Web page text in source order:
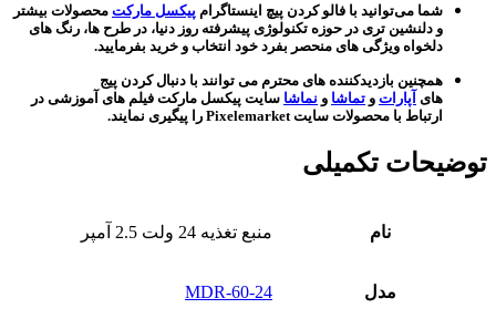
شما می‌توانید با فالو کردن پیچ اینستاگرام پیکسل مارکت محصولات بیشتر
و دلنشین تری در حوزه تکنولوژی پیشرفته روز دنیا، در طرح ها، رنگ های
دلخواه ویژگی های منحصر بفرد خود انتخاب و خرید بفرمایید.
همچنین بازدیدکننده های محترم می توانند با دنبال کردن پیج
های آپارات و تماشا و نماشا سایت پیکسل مارکت فیلم های آموزشی در
ارتباط با محصولات سایت Pixelemarket را پیگیری نمایند.
توضیحات تکمیلی
نام منبع تغذیه 24 ولت 2.5 آمپر
مدل MDR-60-24